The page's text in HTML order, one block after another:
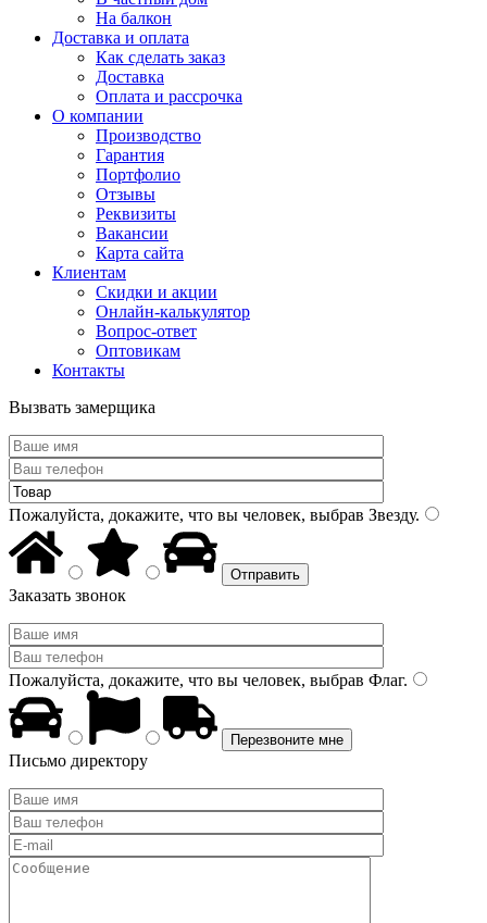
На балкон
Доставка и оплата
Как сделать заказ
Доставка
Оплата и рассрочка
О компании
Производство
Гарантия
Портфолио
Отзывы
Реквизиты
Вакансии
Карта сайта
Клиентам
Скидки и акции
Онлайн-калькулятор
Вопрос-ответ
Оптовикам
Контакты
Вызвать замерщика
Пожалуйста, докажите, что вы человек, выбрав Звезду.
Заказать звонок
Пожалуйста, докажите, что вы человек, выбрав Флаг.
Письмо директору